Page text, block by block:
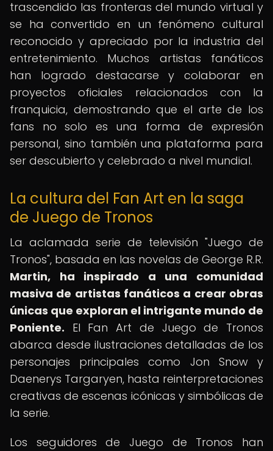
trascendido las fronteras del mundo virtual y
se ha convertido en un fenómeno cultural
reconocido y apreciado por la industria del
entretenimiento. Muchos artistas fanáticos
han logrado destacarse y colaborar en
proyectos oficiales relacionados con la
franquicia, demostrando que el arte de los
fans no solo es una forma de expresión
personal, sino también una plataforma para
ser descubierto y celebrado a nivel mundial.
La cultura del Fan Art en la saga
de Juego de Tronos
La aclamada serie de televisión "Juego de
Tronos", basada en las novelas de George R.R.
Martin, ha inspirado a una comunidad
masiva de artistas fanáticos a crear obras
únicas que exploran el intrigante mundo de
Poniente. El Fan Art de Juego de Tronos
abarca desde ilustraciones detalladas de los
personajes principales como Jon Snow y
Daenerys Targaryen, hasta reinterpretaciones
creativas de escenas icónicas y simbólicas de
la serie.
Los seguidores de Juego de Tronos han